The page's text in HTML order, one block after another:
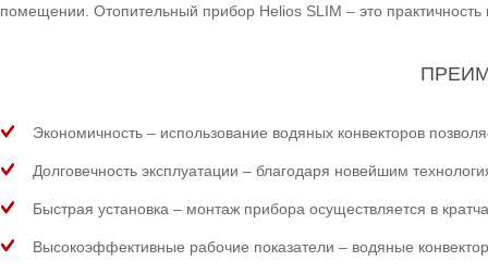
помещении. Отопительный прибор Helios SLIM – это практичность
Экономичность – использование водяных конвекторов
Долговечность эксплуатации – благодаря новейшим
Быстрая установка – монтаж прибора осуществляется в
Высокоэффективные рабочие показатели – водяные